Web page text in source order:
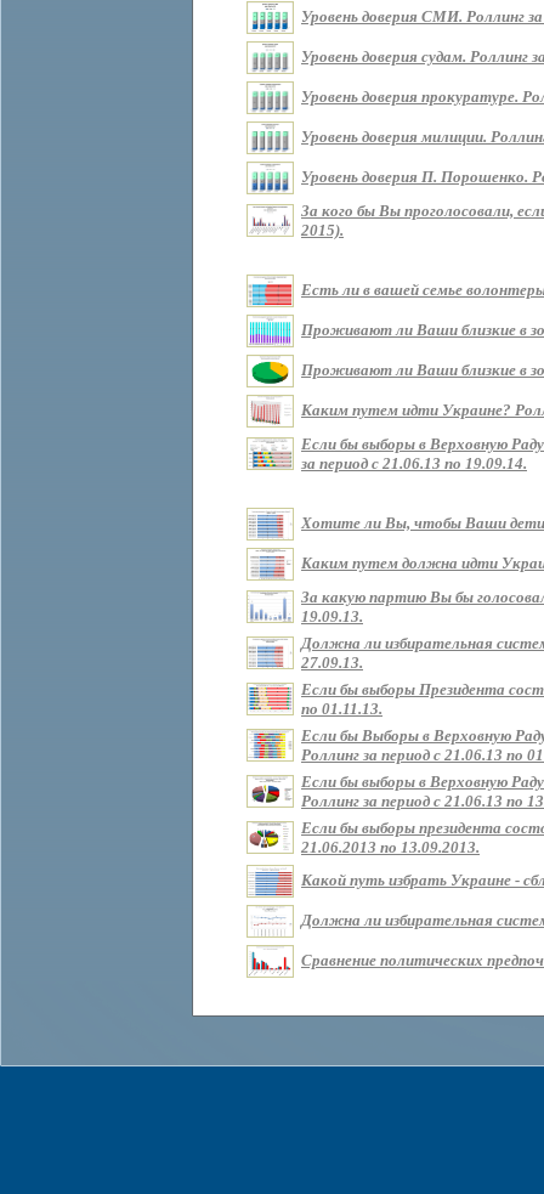
Уровень доверия СМИ. Роллинг
Уровень доверия судам. Роллинг
Уровень доверия прокуратуре.
Уровень доверия милиции.
Уровень доверия П. Порошенко.
За кого бы Вы проголосовали,
2015).
Есть ли в вашей семье
Проживают ли Ваши близкие в
Проживают ли Ваши близкие в
Каким путем идти Украине?
Если бы выборы в Верховную
за период с 21.06.13 по 19.09.14.
Хотите ли Вы, чтобы Ваши дети
Каким путем должна идти
За какую партию Вы бы
19.09.13.
Должна ли избирательная
27.09.13.
Если бы выборы Президента
по 01.11.13.
Если бы Выборы в Верховную
Роллинг за период с 21.06.13 по
Если бы выборы в Верховную
Роллинг за период с 21.06.13 по
Если бы выборы президента
21.06.2013 по 13.09.2013.
Какой путь избрать Украине -
Должна ли избирательная
Сравнение политических